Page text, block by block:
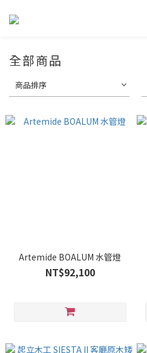
全部商品
商品排序
Artemide BOALUM 水管燈
NT$92,100